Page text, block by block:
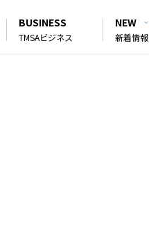
BUSINESS
TMSAビジネス
NEW
新着情報